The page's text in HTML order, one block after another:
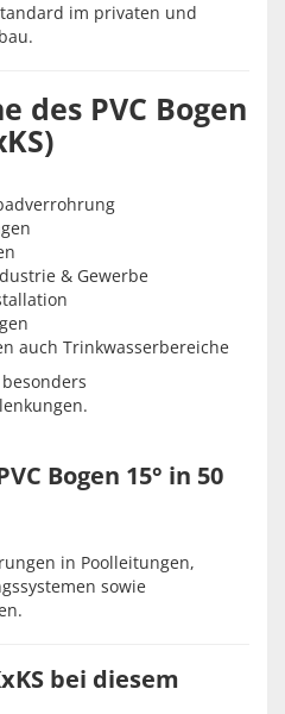
im privaten und
des PVC Bogen
& Gewerbe
auch Trinkwasserbereiche
Bogen 15° in 50
in Poolleitungen,
sowie
bei diesem